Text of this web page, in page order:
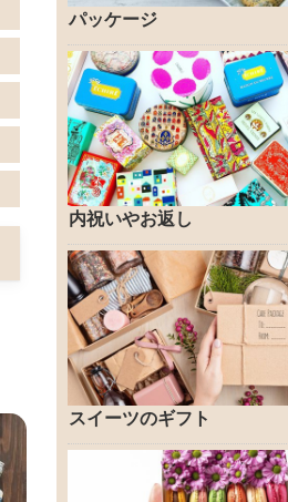
パッケージ
内祝いやお返し
スイーツのギフト